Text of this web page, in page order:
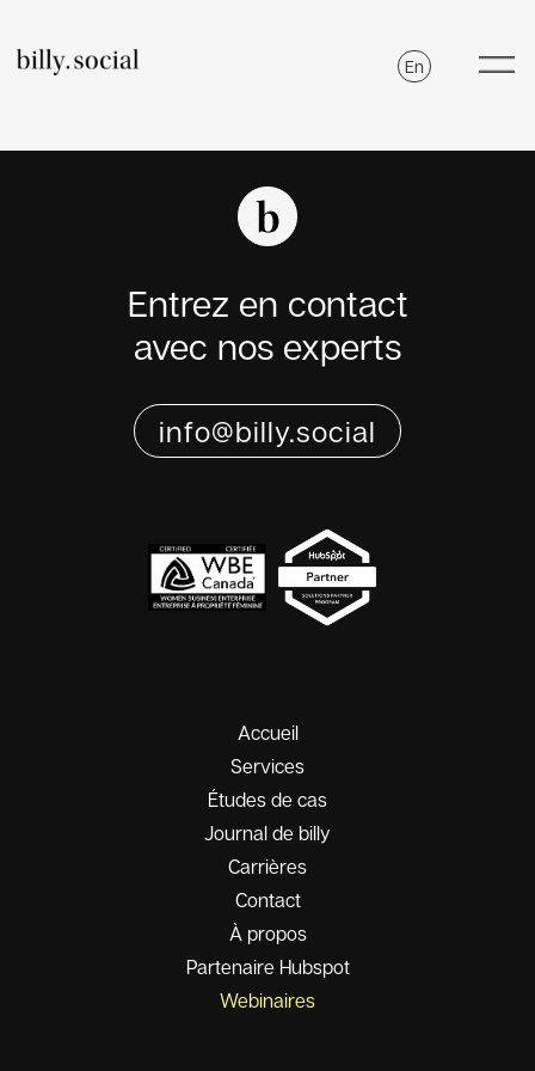
content
En
Journal De Billy
HubSpot
Nous Joindre
Entrez en contact
avec nos experts
info@billy.social
Accueil
Services
Études de cas
Journal de billy
Carrières
Contact
À propos
Partenaire Hubspot
Webinaires